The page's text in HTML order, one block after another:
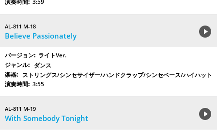
3:59
AL-811 M-18
Believe Passionately
ライトVer.
ダンス
ストリングス/シンセサイザー/ハンドクラップ/シンセベース/ハイハット
3:55
AL-811 M-19
With Somebody Tonight